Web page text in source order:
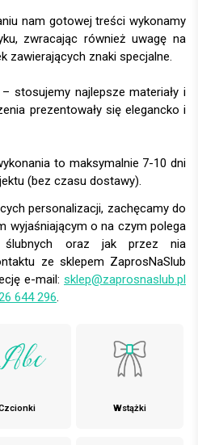
nam gotowej treści wykonamy
zwracając również uwagę na
zawierających znaki specjalne.
– stosujemy najlepsze materiały i
prezentowały się elegancko i
to maksymalnie 7-10 dni
(bez czasu dostawy).
personalizacji, zachęcamy do
wyjaśniającym o na czym polega
ślubnych oraz jak przez nia
ze sklepem ZaprosNaSlub
e-mail: sklep@zaprosnaslub.pl
644 296.
Wstążki